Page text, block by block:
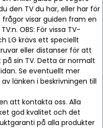
den TV du har, eller har för
visar guiden fram en
OBS: För vissa TV-
LG krävs ett speciellt
eller distanser för att
sin TV. Detta är normalt
Se eventuellt mer
länken i beskrivningen till
att kontakta oss. Alla
god kvalitet och det
på alla produkter